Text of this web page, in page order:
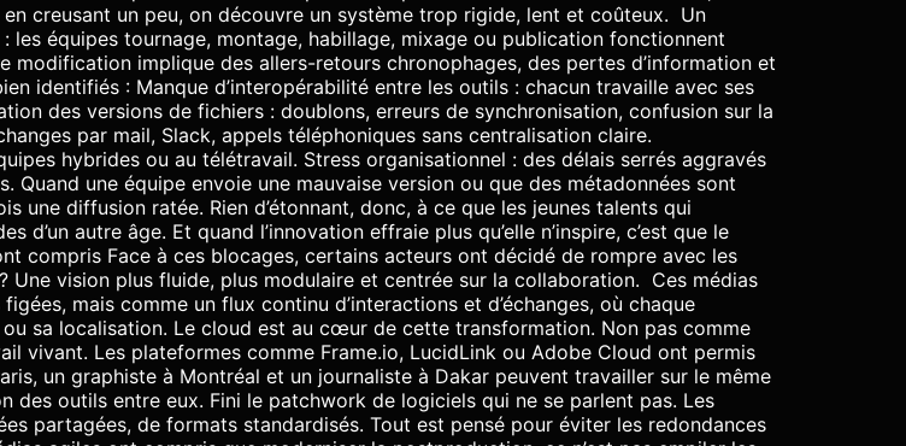
creusant un peu, on découvre un système trop rigide, lent et coûteux. Un
équipes tournage, montage, habillage, mixage ou publication fonctionnent
modification implique des allers-retours chronophages, des pertes d’information et
identifiés : Manque d’interopérabilité entre les outils : chacun travaille avec ses
des versions de fichiers : doublons, erreurs de synchronisation, confusion sur la
par mail, Slack, appels téléphoniques sans centralisation claire.
hybrides ou au télétravail. Stress organisationnel : des délais serrés aggravés
une équipe envoie une mauvaise version ou que des métadonnées sont
une diffusion ratée. Rien d’étonnant, donc, à ce que les jeunes talents qui
autre âge. Et quand l’innovation effraie plus qu’elle n’inspire, c’est que le
compris Face à ces blocages, certains acteurs ont décidé de rompre avec les
vision plus fluide, plus modulaire et centrée sur la collaboration. Ces médias
mais comme un flux continu d’interactions et d’échanges, où chaque
sa localisation. Le cloud est au cœur de cette transformation. Non pas comme
vivant. Les plateformes comme Frame.io, LucidLink ou Adobe Cloud ont permis
un graphiste à Montréal et un journaliste à Dakar peuvent travailler sur le même
des outils entre eux. Fini le patchwork de logiciels qui ne se parlent pas. Les
partagées, de formats standardisés. Tout est pensé pour éviter les redondances